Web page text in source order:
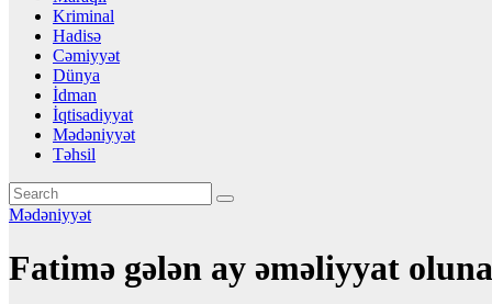
Kriminal
Hadisə
Cəmiyyət
Dünya
İdman
İqtisadiyyat
Mədəniyyət
Təhsil
Mədəniyyət
Fatimə gələn ay əməliyyat